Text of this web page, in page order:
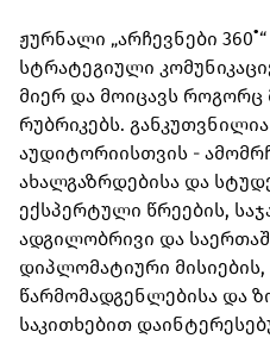
ჟურნალი „არჩევნები
სტრატეგიული
მიერ და მოიცავს როგორც
რუბრიკებს.
აუდიტორიისთვის -
ახალგაზრდებისა და
ექსპერტული წრეების,
ადგილობრივი და
დიპლომატიური მისიების,
წარმომადგენლებისა და
საკითხებით